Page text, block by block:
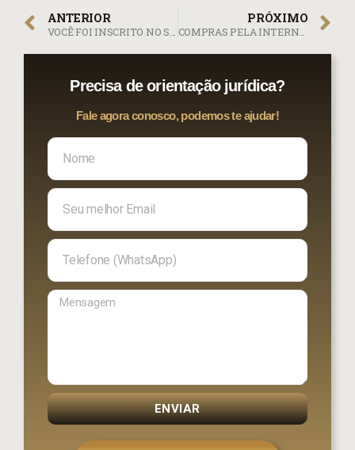
ANTERIOR PRÓXIMO
Precisa de orientação jurídica?
Fale agora conosco, podemos te ajudar!
ENVIAR